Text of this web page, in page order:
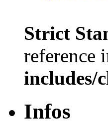
Strict
reference
includes/
Infos